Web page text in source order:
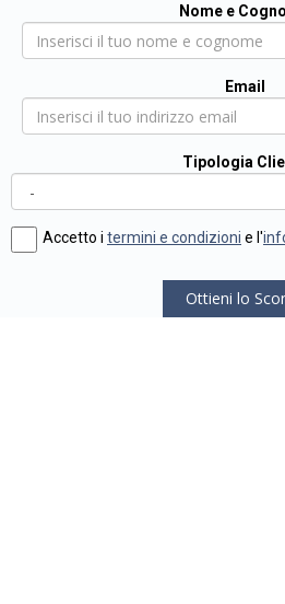
Nome e
Email
Tipologia
Accetto i termini e condizioni e l'
Ottieni lo